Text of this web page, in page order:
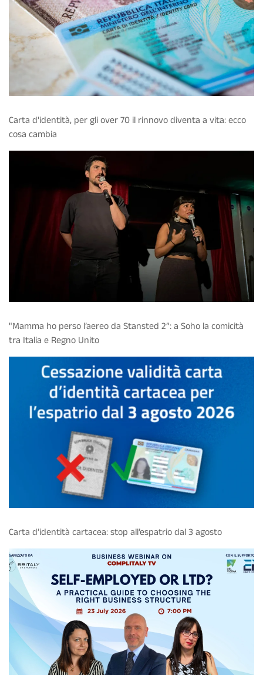
Carta d'identità, per gli over 70 il rinnovo diventa a vita: ecco
cosa cambia
"Mamma ho perso l’aereo da Stansted 2”: a Soho la comicità
tra Italia e Regno Unito
Carta d’identità cartacea: stop all’espatrio dal 3 agosto